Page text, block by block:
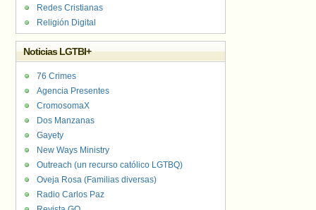
Redes Cristianas
Religión Digital
Noticias LGTBI+
76 Crimes
Agencia Presentes
CromosomaX
Dos Manzanas
Gayety
New Ways Ministry
Outreach (un recurso católico LGTBQ)
Oveja Rosa (Familias diversas)
Radio Carlos Paz